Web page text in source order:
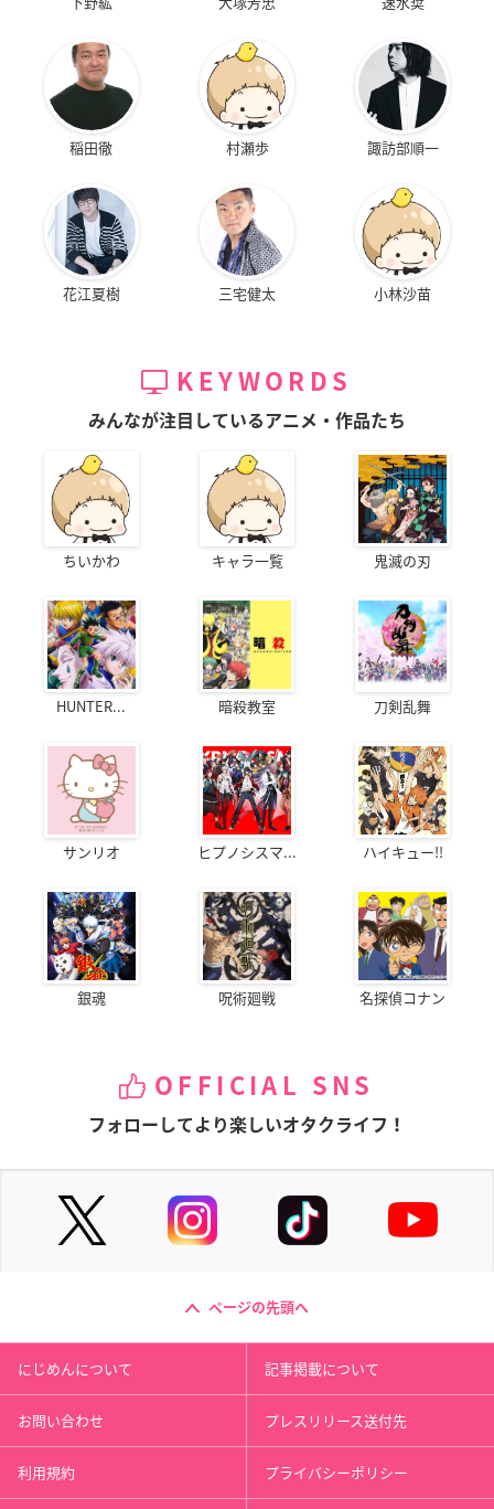
稲田徹 村瀬歩 諏訪部順一
花江夏樹 三宅健太 小林沙苗
KEYWORDS
みんなが注目しているアニメ・作品たち
ちいかわ キャラ一覧 鬼滅の刃
HUNTER... 暗殺教室 刀剣乱舞
サンリオ ヒプノシスマ... ハイキュー!!
銀魂 呪術廻戦 名探偵コナン
OFFICIAL SNS
フォローしてより楽しいオタクライフ！
ページの先頭へ
にじめんについて 記事掲載について
お問い合わせ プレスリリース送付先
利用規約 プライバシーポリシー